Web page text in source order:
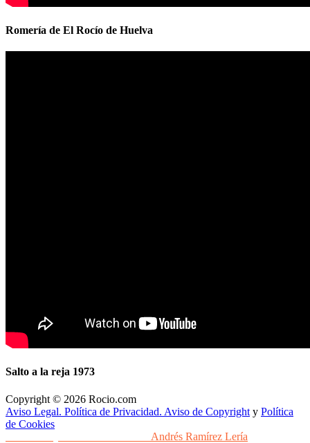
Romería de El Rocío de Huelva
Salto a la reja 1973
Copyright © 2026 Rocio.com
Aviso Legal. Política de Privacidad. Aviso de Copyright y Política
de Cookies
Andrés Ramírez Lería